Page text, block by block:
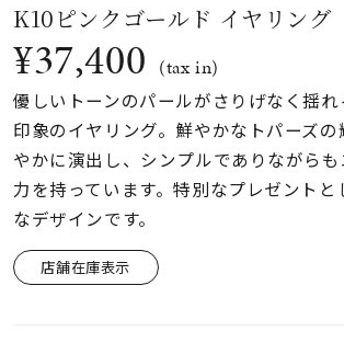
ト
着用シーン
コレクション
レディース
K10ピンクゴールド イヤリング
¥37,400 (tax in)
優しいトーンのパールがさりげなく揺
印象のイヤリング。鮮やかなトパーズ
やかに演出し、シンプルでありながら
力を持っています。特別なプレゼントと
なデザインです。
店舗在庫表示